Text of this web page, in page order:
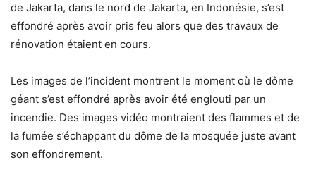
de Jakarta, dans le nord de Jakarta, en Indonésie, s’est
effondré après avoir pris feu alors que des travaux de
rénovation étaient en cours.
Les images de l’incident montrent le moment où le dôme
géant s’est effondré après avoir été englouti par un
incendie. Des images vidéo montraient des flammes et de
la fumée s’échappant du dôme de la mosquée juste avant
son effondrement.